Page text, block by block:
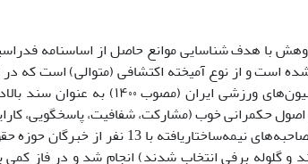
با هدف شناسایی موانع حاصل از اساسنامه
است و از نوع آمیخته اکتشافی (متوالی) است که
فدراسیون‌های ورزشی ایران
حکمرانی خوب (مشارکت، شفافیت، پاسخگویی،
دوم مصاحبه‌های